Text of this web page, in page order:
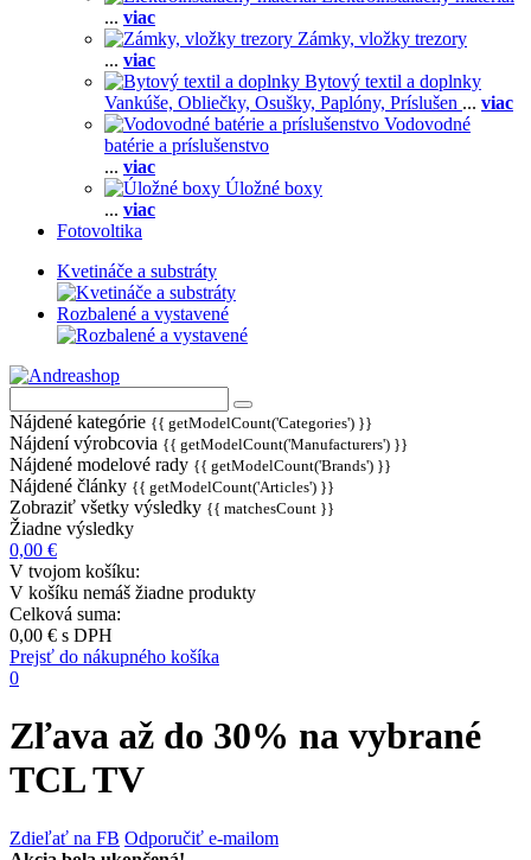
... viac
Zámky, vložky trezory
... viac
Bytový textil a doplnky
Vankúše, Obliečky, Osušky, Paplóny, Príslušen ... viac
Vodovodné
batérie a príslušenstvo
... viac
Úložné boxy
... viac
Fotovoltika
Kvetináče a substráty
Rozbalené a vystavené
Nájdené kategórie {{ getModelCount('Categories') }}
Nájdení výrobcovia {{ getModelCount('Manufacturers') }}
Nájdené modelové rady {{ getModelCount('Brands') }}
Nájdené články {{ getModelCount('Articles') }}
Zobraziť všetky výsledky {{ matchesCount }}
Žiadne výsledky
0,00 €
V tvojom košíku:
V košíku nemáš žiadne produkty
Celková suma:
0,00 € s DPH
Prejsť do nákupného košíka
0
Zľava až do 30% na vybrané
TCL TV
Zdieľať na FB Odporučiť e-mailom